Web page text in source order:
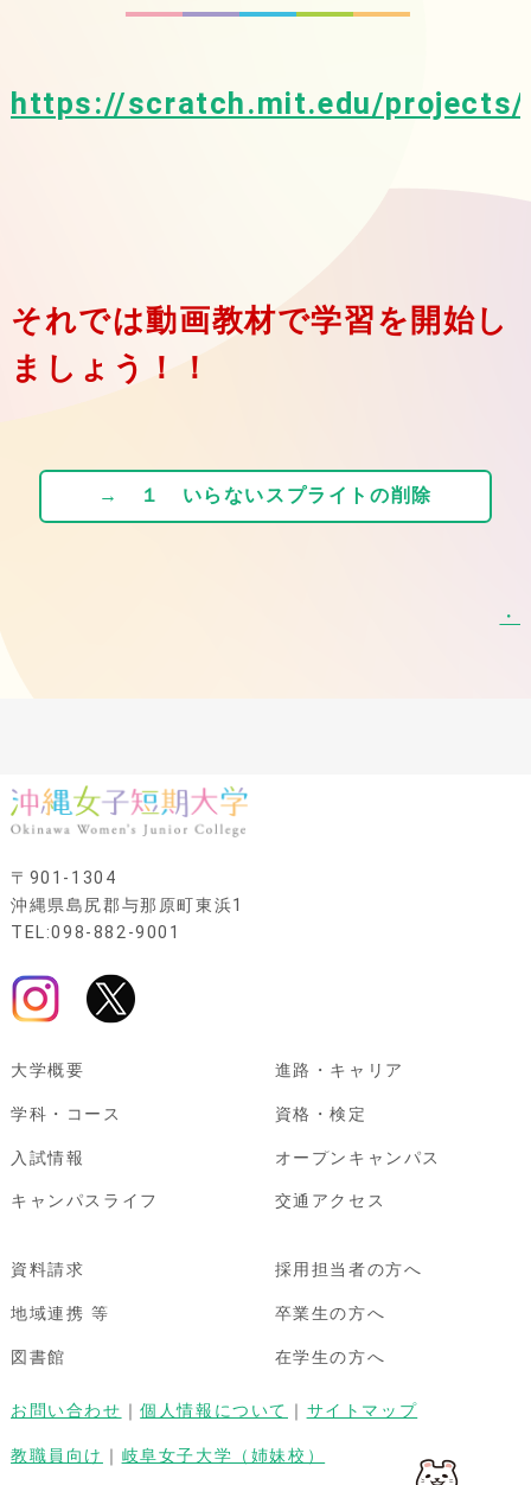
https://scratch.mit.edu/
それでは動画教材で学習を開始し
ましょう！！
→ １ いらないスプライトの削除
・
〒901-1304
沖縄県島尻郡与那原町東浜1
TEL:098-882-9001
大学概要
学科・コース
入試情報
キャンパスライフ
進路・キャリア
資格・検定
オープンキャンパス
交通アクセス
資料請求
地域連携 等
図書館
採用担当者の方へ
卒業生の方へ
在学生の方へ
お問い合わせ ｜個人情報について ｜ サイトマップ
教職員向け ｜ 岐阜女子大学（姉妹校）